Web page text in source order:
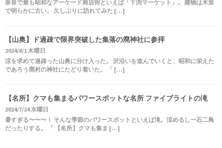
奈良で最も昭和なアーケード商店街といえば「下渕マーケット」。 建物は木造
で明らかに古い。 久しぶりに訪れてみた […]
【山奥】ド過疎で限界突破した集落の廃神社に参拝
2024/8/1 木曜日
涼を求めて過疎った山奥に分け入った。 沢沿いを進んでいくと、昭和に栄えた
であろう廃村の神社にたどり着いた。 「 […]
【名所】クマも集まるパワースポットな名所 ファイブライトの滝
2024/7/24 水曜日
暑すぎる〜〜〜！ そんな季節のパワースポットといえば滝。涼めるし一石二鳥
だったりする。 「 【名所】クマも集ま […]